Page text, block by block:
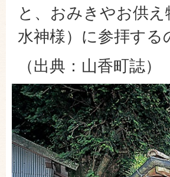
と、おみきやお供
水神様）に参拝す
（出典：山香町誌）